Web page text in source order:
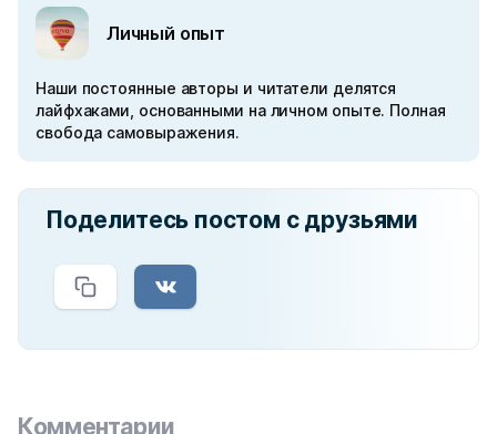
Личный опыт
Наши постоянные авторы и читатели делятся
лайфхаками, основанными на личном опыте. Полная
свобода самовыражения.
Поделитесь постом с друзьями
Комментарии